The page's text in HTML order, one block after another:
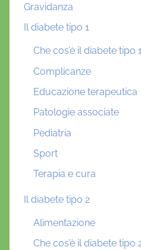
Gravidanza
Il diabete tipo 1
Che cos’è il diabete tipo
Complicanze
Educazione terapeutica
Patologie associate
Pediatria
Sport
Terapia e cura
Il diabete tipo 2
Alimentazione
Che cos’è il diabete tipo